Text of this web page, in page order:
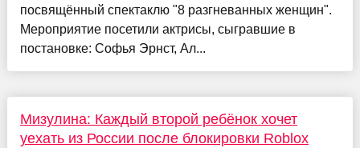
посвящённый спектаклю "8 разгневанных женщин".
Мероприятие посетили актрисы, сыгравшие в
постановке: Софья Эрнст, Ал...
Мизулина: Каждый второй ребёнок хочет
уехать из России после блокировки Roblox